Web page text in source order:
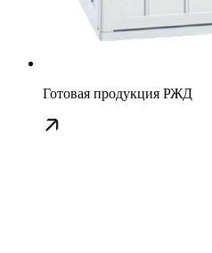
Готовая продукция РЖД